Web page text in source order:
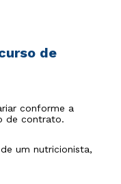
de
conforme a
de contrato.
um nutricionista,